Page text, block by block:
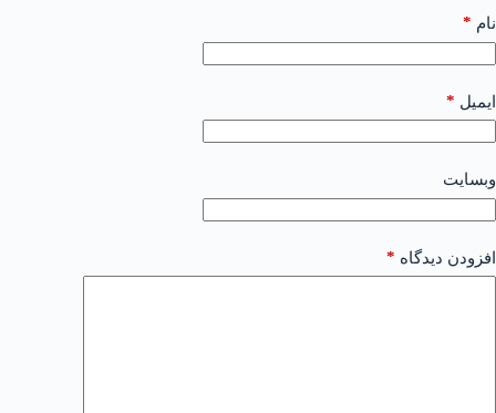
نام *
ایمیل *
وبسایت
افزودن دیدگاه *